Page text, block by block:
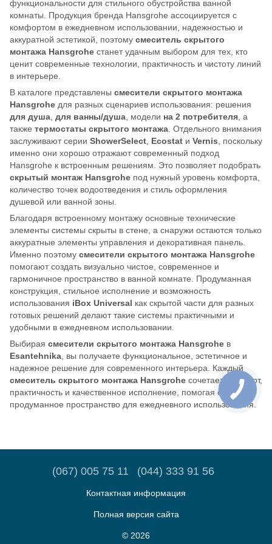
функциональности для стильного обустройства ванной
комнаты. Продукция бренда Hansgrohe ассоциируется с
комфортом в ежедневном использовании, надежностью и
аккуратной эстетикой, поэтому смеситель скрытого
монтажа Hansgrohe станет удачным выбором для тех, кто
ценит современные технологии, практичность и чистоту линий
в интерьере.
В каталоге представлены смесители скрытого монтажа
Hansgrohe для разных сценариев использования: решения
для душа для ванны/душа , модели на 2 потребителя , а
также термостаты скрытого монтажа . Отдельного внимания
заслуживают серии ShowerSelect Ecostat и Vernis , поскольку
именно они хорошо отражают современный подход
Hansgrohe к встроенным решениям. Это позволяет подобрать
скрытый монтаж Hansgrohe под нужный уровень комфорта,
количество точек водоотведения и стиль оформления
душевой или ванной зоны.
Благодаря встроенному монтажу основные технические
элементы системы скрыты в стене, а снаружи остаются только
аккуратные элементы управления и декоративная панель.
Именно поэтому смесители скрытого монтажа Hansgrohe
помогают создать визуально чистое, современное и
гармоничное пространство в ванной комнате. Продуманная
конструкция, стильное исполнение и возможность
использования iBox Universal как скрытой части для разных
готовых решений делают такие системы практичными и
удобными в ежедневном использовании.
Выбирая смесители скрытого монтажа Hansgrohe в
Esantehnika , вы получаете функциональное, эстетичное и
надежное решение для современного интерьера. Каждый
смеситель скрытого монтажа Hansgrohe сочетает комфорт,
практичность и качественное исполнение, помогая создать
продуманное пространство для ежедневного использования.
(067) 005 75 11 (044) 333 91 56
Контактная информация
Полная версия сайта
© 2026